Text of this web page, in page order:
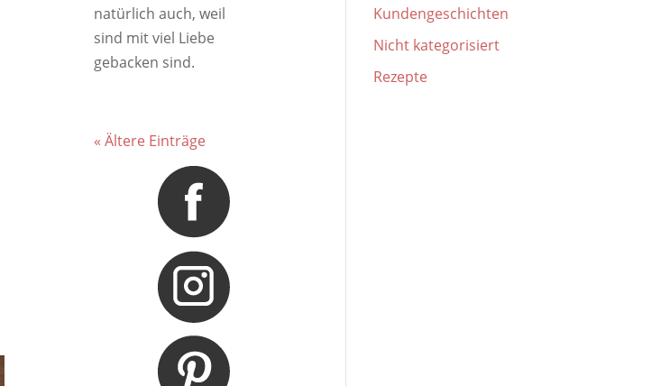
natürlich auch, weil
sind mit viel Liebe
gebacken sind.
« Ältere Einträge
Kundengeschichten
Nicht kategorisiert
Rezepte